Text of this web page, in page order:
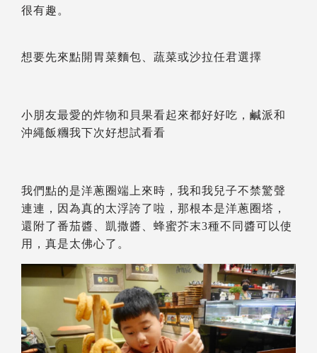
很有趣。
想要先來點開胃菜麵包、蔬菜或沙拉任君選擇
小朋友最愛的炸物和貝果看起來都好好吃，鹹派和
沖繩飯糰我下次好想試看看
我們點的是洋蔥圈端上來時，我和我兒子不禁驚聲
連連，因為真的太浮誇了啦，那根本是洋蔥圈塔，
還附了番茄醬、凱撒醬、蜂蜜芥末3種不同醬可以使
用，真是太佛心了。